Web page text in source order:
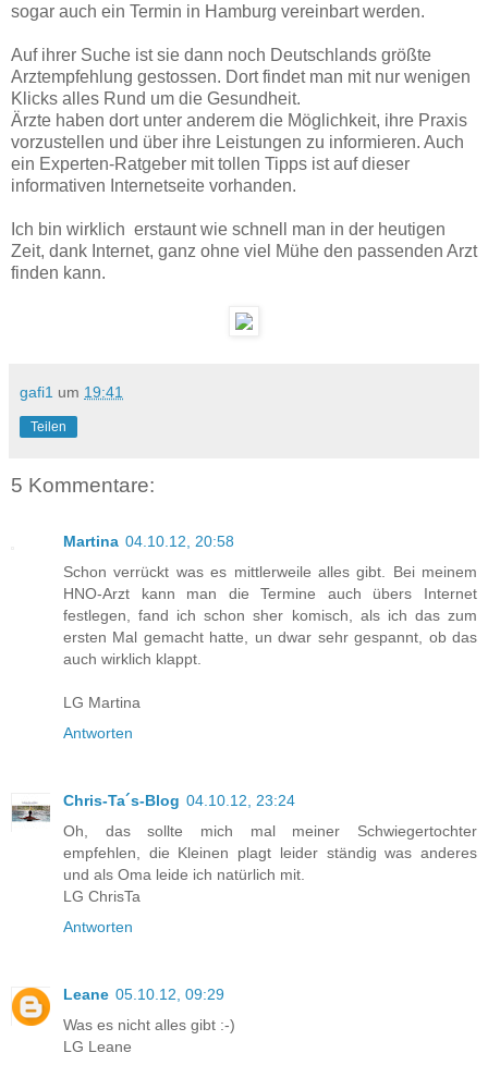
sogar auch ein Termin in Hamburg vereinbart werden.
Auf ihrer Suche ist sie dann noch Deutschlands größte
Arztempfehlung gestossen. Dort findet man mit nur wenigen
Klicks alles Rund um die Gesundheit.
Ärzte haben dort unter anderem die Möglichkeit, ihre Praxis
vorzustellen und über ihre Leistungen zu informieren. Auch
ein Experten-Ratgeber mit tollen Tipps ist auf dieser
informativen Internetseite vorhanden.
Ich bin wirklich erstaunt wie schnell man in der heutigen
Zeit, dank Internet, ganz ohne viel Mühe den passenden Arzt
finden kann.
gafi1 um 19:41
Teilen
5 Kommentare:
Martina 04.10.12, 20:58
Schon verrückt was es mittlerweile alles gibt. Bei meinem
HNO-Arzt kann man die Termine auch übers Internet
festlegen, fand ich schon sher komisch, als ich das zum
ersten Mal gemacht hatte, un dwar sehr gespannt, ob das
auch wirklich klappt.
LG Martina
Antworten
Chris-Ta´s-Blog 04.10.12, 23:24
Oh, das sollte mich mal meiner Schwiegertochter
empfehlen, die Kleinen plagt leider ständig was anderes
und als Oma leide ich natürlich mit.
LG ChrisTa
Antworten
Leane 05.10.12, 09:29
Was es nicht alles gibt :-)
LG Leane